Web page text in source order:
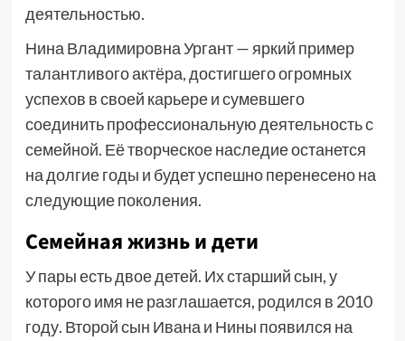
деятельностью.
Нина Владимировна Ургант — яркий пример
талантливого актёра, достигшего огромных
успехов в своей карьере и сумевшего
соединить профессиональную деятельность с
семейной. Её творческое наследие останется
на долгие годы и будет успешно перенесено на
следующие поколения.
Семейная жизнь и дети
У пары есть двое детей. Их старший сын, у
которого имя не разглашается, родился в 2010
году. Второй сын Ивана и Нины появился на